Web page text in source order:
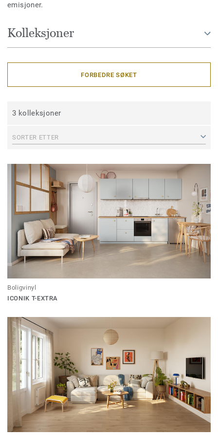
emisjoner.
Kolleksjoner
FORBEDRE SØKET
3 kolleksjoner
SORTER ETTER
Boligvinyl
ICONIK T-EXTRA